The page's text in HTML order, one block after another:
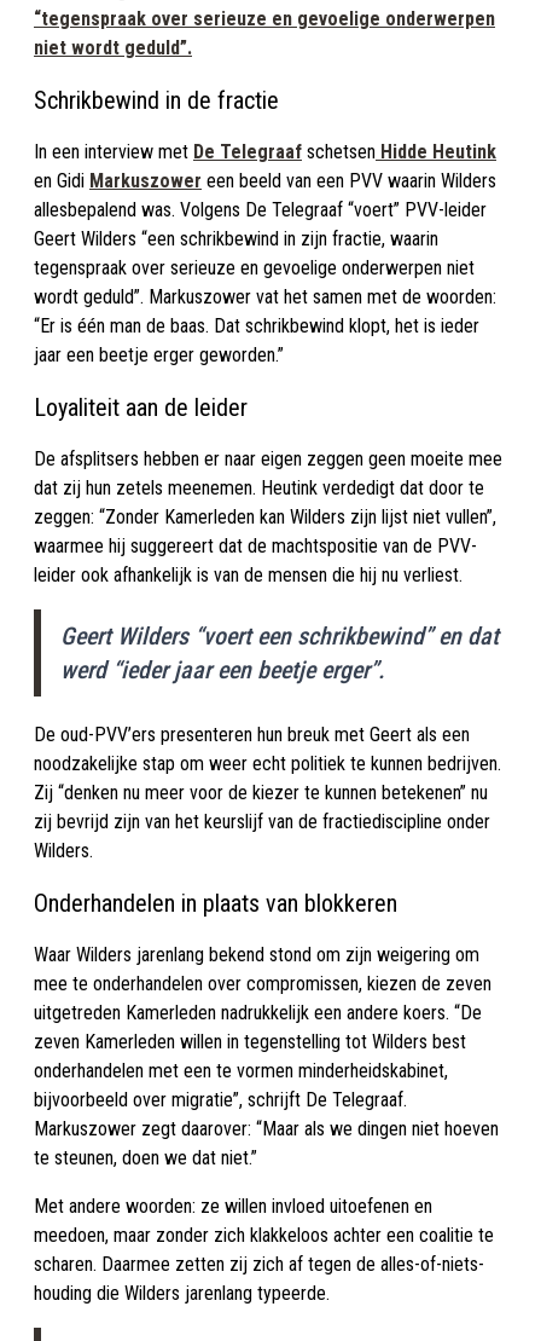
“tegenspraak over serieuze en gevoelige onderwerpen
niet wordt geduld”.
Schrikbewind in de fractie
In een interview met De Telegraaf schetsen Hidde Heutink
en Gidi Markuszower een beeld van een PVV waarin Wilders
allesbepalend was. Volgens De Telegraaf “voert” PVV-leider
Geert Wilders “een schrikbewind in zijn fractie, waarin
tegenspraak over serieuze en gevoelige onderwerpen niet
wordt geduld”. Markuszower vat het samen met de woorden:
“Er is één man de baas. Dat schrikbewind klopt, het is ieder
jaar een beetje erger geworden.”
Loyaliteit aan de leider
De afsplitsers hebben er naar eigen zeggen geen moeite mee
dat zij hun zetels meenemen. Heutink verdedigt dat door te
zeggen: “Zonder Kamerleden kan Wilders zijn lijst niet vullen”,
waarmee hij suggereert dat de machtspositie van de PVV-
leider ook afhankelijk is van de mensen die hij nu verliest.
Geert Wilders “voert een schrikbewind” en dat
werd “ieder jaar een beetje erger”.
De oud-PVV’ers presenteren hun breuk met Geert als een
noodzakelijke stap om weer echt politiek te kunnen bedrijven.
Zij “denken nu meer voor de kiezer te kunnen betekenen” nu
zij bevrijd zijn van het keurslijf van de fractiediscipline onder
Wilders.
Onderhandelen in plaats van blokkeren
Waar Wilders jarenlang bekend stond om zijn weigering om
mee te onderhandelen over compromissen, kiezen de zeven
uitgetreden Kamerleden nadrukkelijk een andere koers. “De
zeven Kamerleden willen in tegenstelling tot Wilders best
onderhandelen met een te vormen minderheidskabinet,
bijvoorbeeld over migratie”, schrijft De Telegraaf.
Markuszower zegt daarover: “Maar als we dingen niet hoeven
te steunen, doen we dat niet.”
Met andere woorden: ze willen invloed uitoefenen en
meedoen, maar zonder zich klakkeloos achter een coalitie te
scharen. Daarmee zetten zij zich af tegen de alles-of-niets-
houding die Wilders jarenlang typeerde.